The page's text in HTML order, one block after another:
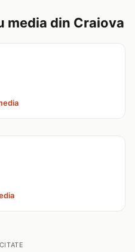
media din Craiova